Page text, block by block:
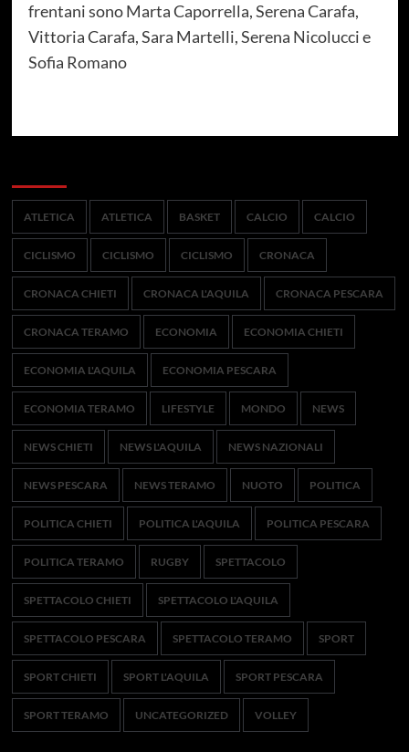
frentani sono Marta Caporrella, Serena Carafa,
Vittoria Carafa, Sara Martelli, Serena Nicolucci e
Sofia Romano
ATLETICA ATLETICA BASKET CALCIO CALCIO
CICLISMO CICLISMO CICLISMO CRONACA
CRONACA CHIETI CRONACA L'AQUILA CRONACA PESCARA
CRONACA TERAMO ECONOMIA ECONOMIA CHIETI
ECONOMIA L'AQUILA ECONOMIA PESCARA
ECONOMIA TERAMO LIFESTYLE MONDO NEWS
NEWS CHIETI NEWS L'AQUILA NEWS NAZIONALI
NEWS PESCARA NEWS TERAMO NUOTO POLITICA
POLITICA CHIETI POLITICA L'AQUILA POLITICA PESCARA
POLITICA TERAMO RUGBY SPETTACOLO
SPETTACOLO CHIETI SPETTACOLO L'AQUILA
SPETTACOLO PESCARA SPETTACOLO TERAMO SPORT
SPORT CHIETI SPORT L'AQUILA SPORT PESCARA
SPORT TERAMO UNCATEGORIZED VOLLEY